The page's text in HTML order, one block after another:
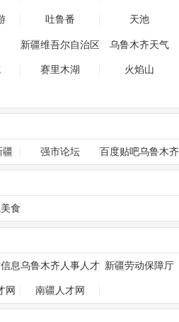
吐鲁番 天池
新疆维吾尔自治区
博物馆
乌鲁木齐天气
赛里木湖 火焰山
疆 强市论坛 百度贴吧乌鲁木齐
食
息乌鲁木齐人事人才
网
新疆劳动保障厅
网 南疆人才网